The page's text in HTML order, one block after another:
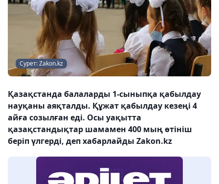
Сурет: Zakon.kz
Қазақстанда балаларды 1-сыныпқа қабылдау
науқаны аяқталды. Құжат қабылдау кезеңі 4
айға созылған еді. Осы уақытта
қазақстандықтар шамамен 400 мың өтініш
беріп үлгерді, деп хабарлайды Zakon.kz